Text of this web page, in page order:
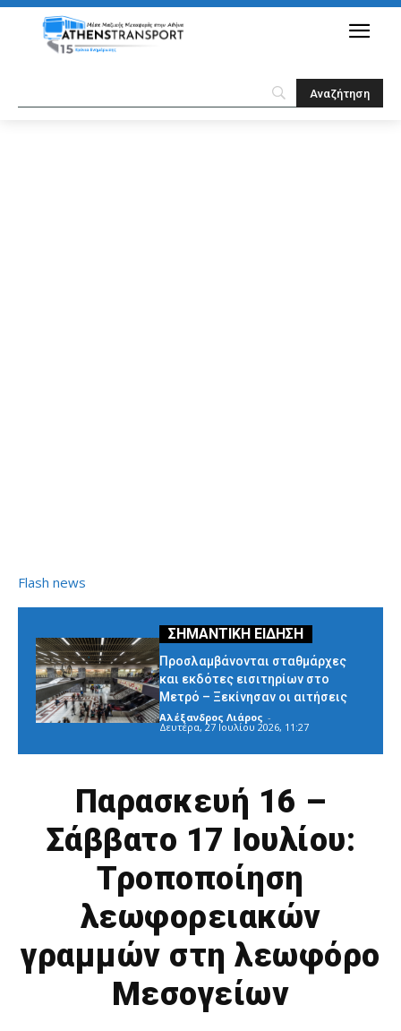
Flash news
Προσλαμβάνονται σταθμάρχες
και εκδότες εισιτηρίων στο
Μετρό – Ξεκίνησαν οι αιτήσεις
Αλέξανδρος Λιάρος -
Δευτέρα, 27 Ιουλίου 2026, 11:27
Παρασκευή 16 –
Σάββατο 17 Ιουλίου:
Τροποποίηση
λεωφορειακών
γραμμών στη λεωφόρο
Μεσογείων